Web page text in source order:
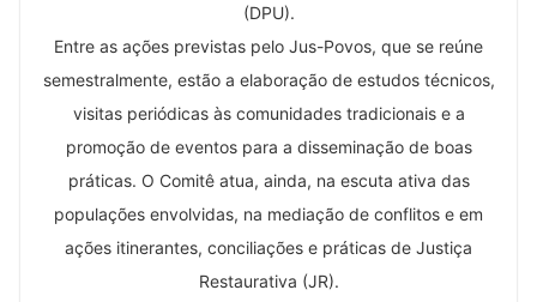
(DPU).
Entre as ações previstas pelo Jus-Povos, que se reúne
semestralmente, estão a elaboração de estudos técnicos,
visitas periódicas às comunidades tradicionais e a
promoção de eventos para a disseminação de boas
práticas. O Comitê atua, ainda, na escuta ativa das
populações envolvidas, na mediação de conflitos e em
ações itinerantes, conciliações e práticas de Justiça
Restaurativa (JR).